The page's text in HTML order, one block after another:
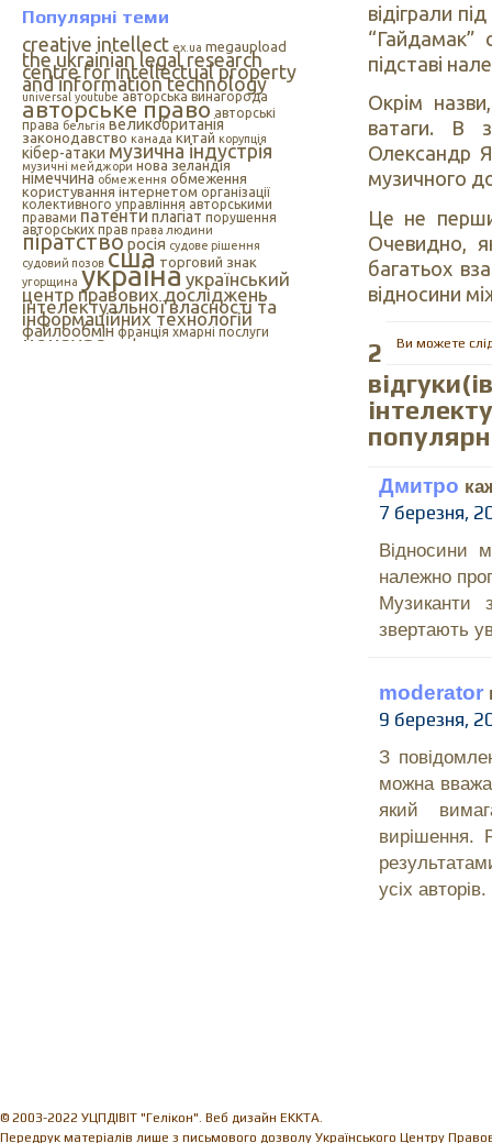
Популярні теми
creative intellect ex.ua megaupload
the ukrainian legal research
centre for intellectual property
and information technology
universal youtube авторська винагорода
авторське право авторські
права бельгія великобританія
законодавство канада китай корупція
кібер-атаки музична індустрія
музичні мейджори нова зеландія
німеччина обмеження обмеження
користування інтернетом організації
колективного управління авторськими
правами патентиплагіат порушення
авторських прав права людини
піратстворосія судове рішення
судовий позов сша торговий знак
угорщина українаукраїнський
центр правових досліджень
інтелектуальної власності та
інформаційних технологій
файлообмін франція хмарні послуги
цензура цифрова музика
відіграли
підставі
Окрім
ватаги. В
Олександр
музичного
Це не
Очевидно,
багатьох
відносини
Ви можете
2
Дмитро
7 березня,
Відносини
належно
Музиканти
звертають
moderator
9 березня,
З
можна
який
вирішення.
усіх авторів.
© 2003-2022 УЦПДІВІТ "Гелікон". Веб дизайн EKKTA.
Передрук матеріалів лише з письмового дозволу Українського Центру